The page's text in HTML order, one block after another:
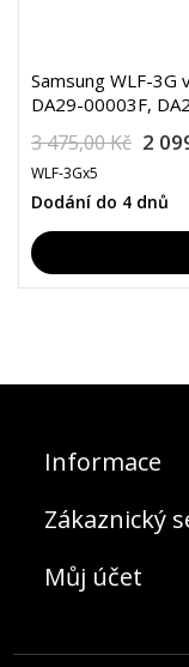
Samsung WLF-3G
DA29-00003F,
3 475,00 Kč 2
WLF-3Gx5
Dodání do 4 dnů
Informace
Zákaznický
Můj účet